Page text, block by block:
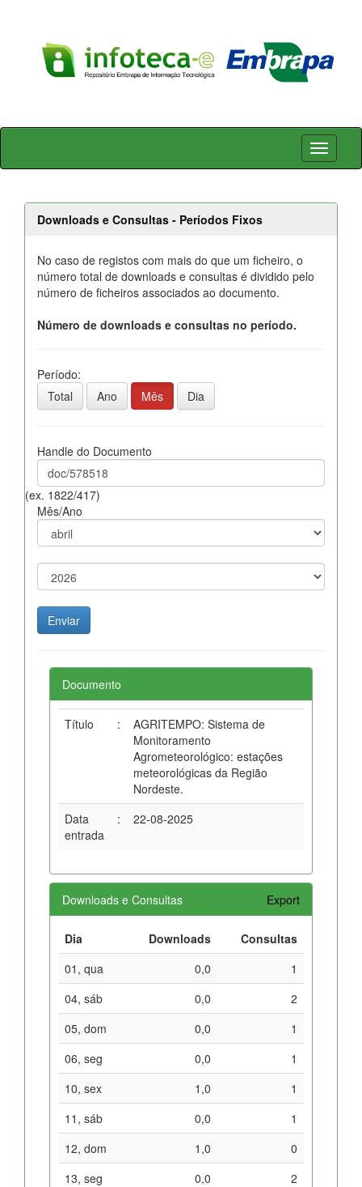
Skip
Downloads e Consultas - Períodos Fixos
No caso de registos com mais do que um ficheiro, o
número total de downloads e consultas é dividido pelo
número de ficheiros associados ao documento.
Número de downloads e consultas no período.
Período:
Total
Ano Mês Dia
Handle do Documento
(ex. 1822/417)
Mês/Ano
Documento
Título :
AGRITEMPO: Sistema de
Monitoramento
Agrometeorológico: estações
meteorológicas da Região
Nordeste.
Data
entrada
: 22-08-2025
Downloads e Consultas Export
Dia Downloads
Consultas
01, qua
0,0
1
04, sáb
0,0
2
05, dom
0,0
1
06, seg
0,0
1
10, sex
1,0
1
11, sáb
0,0
1
12, dom
1,0
0
13, seg
0,0
2